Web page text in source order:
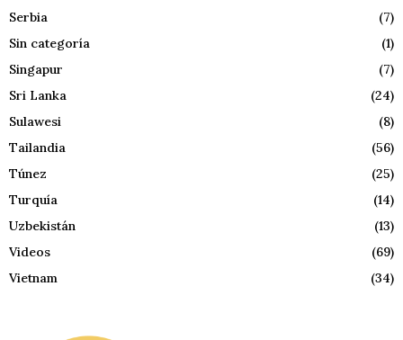
Serbia
(7)
Sin categoría
(1)
Singapur
(7)
Sri Lanka
(24)
Sulawesi
(8)
Tailandia
(56)
Túnez
(25)
Turquía
(14)
Uzbekistán
(13)
Videos
(69)
Vietnam
(34)